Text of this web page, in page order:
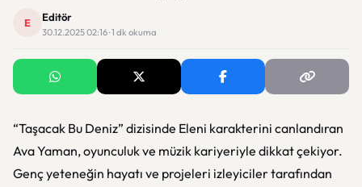
E Editör
30.12.2025 02:16 · 1 dk okuma
“Taşacak Bu Deniz” dizisinde Eleni karakterini canlandıran
Ava Yaman, oyunculuk ve müzik kariyeriyle dikkat çekiyor.
Genç yeteneğin hayatı ve projeleri izleyiciler tarafından